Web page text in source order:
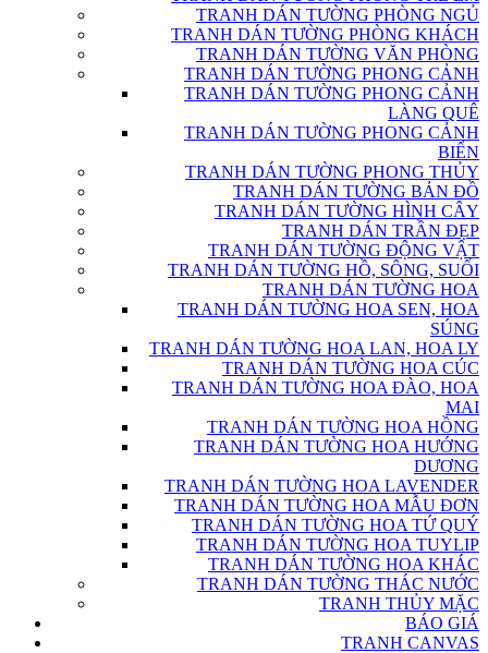
TRANH DÁN TƯỜNG PHÒNG NGỦ
TRANH DÁN TƯỜNG PHÒNG KHÁCH
TRANH DÁN TƯỜNG VĂN PHÒNG
TRANH DÁN TƯỜNG PHONG CẢNH
TRANH DÁN TƯỜNG PHONG CẢNH
LÀNG QUÊ
TRANH DÁN TƯỜNG PHONG CẢNH
BIỂN
TRANH DÁN TƯỜNG PHONG THỦY
TRANH DÁN TƯỜNG BẢN ĐỒ
TRANH DÁN TƯỜNG HÌNH CÂY
TRANH DÁN TRẦN ĐẸP
TRANH DÁN TƯỜNG ĐỘNG VẬT
TRANH DÁN TƯỜNG HỒ, SÔNG, SUỐI
TRANH DÁN TƯỜNG HOA
TRANH DÁN TƯỜNG HOA SEN, HOA
SÚNG
TRANH DÁN TƯỜNG HOA LAN, HOA LY
TRANH DÁN TƯỜNG HOA CÚC
TRANH DÁN TƯỜNG HOA ĐÀO, HOA
MAI
TRANH DÁN TƯỜNG HOA HỒNG
TRANH DÁN TƯỜNG HOA HƯỚNG
DƯƠNG
TRANH DÁN TƯỜNG HOA LAVENDER
TRANH DÁN TƯỜNG HOA MẪU ĐƠN
TRANH DÁN TƯỜNG HOA TỨ QUÝ
TRANH DÁN TƯỜNG HOA TUYLIP
TRANH DÁN TƯỜNG HOA KHÁC
TRANH DÁN TƯỜNG THÁC NƯỚC
TRANH THỦY MẶC
BÁO GIÁ
TRANH CANVAS